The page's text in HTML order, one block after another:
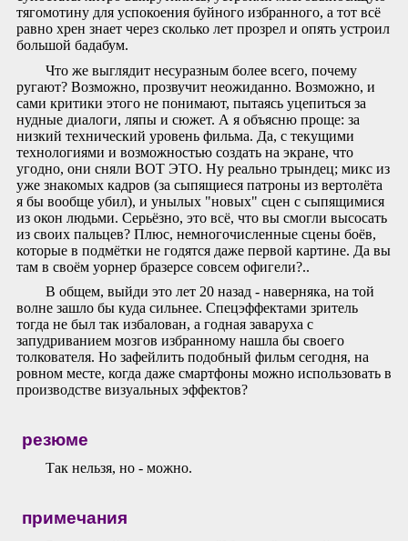
тягомотину для успокоения буйного избранного, а тот всё
равно хрен знает через сколько лет прозрел и опять устроил
большой бадабум.
Что же выглядит несуразным более всего, почему
ругают? Возможно, прозвучит неожиданно. Возможно, и
сами критики этого не понимают, пытаясь уцепиться за
нудные диалоги, ляпы и сюжет. А я объясню проще: за
низкий технический уровень фильма. Да, с текущими
технологиями и возможностью создать на экране, что
угодно, они сняли ВОТ ЭТО. Ну реально трындец; микс из
уже знакомых кадров (за сыпящиеся патроны из вертолёта
я бы вообще убил), и унылых "новых" сцен с сыпящимися
из окон людьми. Серьёзно, это всё, что вы смогли высосать
из своих пальцев? Плюс, немногочисленные сцены боёв,
которые в подмётки не годятся даже первой картине. Да вы
там в своём уорнер бразерсе совсем офигели?..
В общем, выйди это лет 20 назад - наверняка, на той
волне зашло бы куда сильнее. Спецэффектами зритель
тогда не был так избалован, а годная заваруха с
запудриванием мозгов избранному нашла бы своего
толкователя. Но зафейлить подобный фильм сегодня, на
ровном месте, когда даже смартфоны можно использовать в
производстве визуальных эффектов?
резюме
Так нельзя, но - можно.
примечания